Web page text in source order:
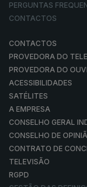
PERGUNTAS
CONTACTOS
CONTACTOS
PROVEDORA DO
PROVEDORA DO
ACESSIBILIDADES
SATÉLITES
A EMPRESA
CONSELHO GERAL
CONSELHO DE
CONTRATO DE
TELEVISÃO
RGPD